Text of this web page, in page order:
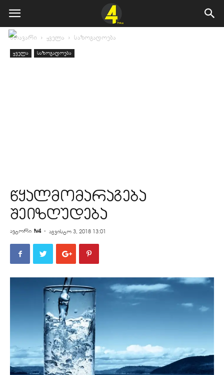
მთავარი ყველა საზოგადოება
ყველა საზოგადოება
წყალმომარაგება
შეიზღუდება
ავტორი tv4 - აგვისტო 3, 2018 13:01